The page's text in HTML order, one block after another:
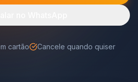
cartão Cancele quando quiser